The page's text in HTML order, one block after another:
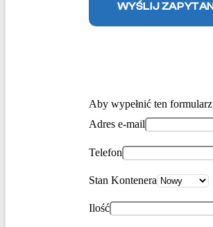
WYŚLIJ
Aby wypełnić ten
Adres e-mail
Telefon
Stan Kontenera
Ilość